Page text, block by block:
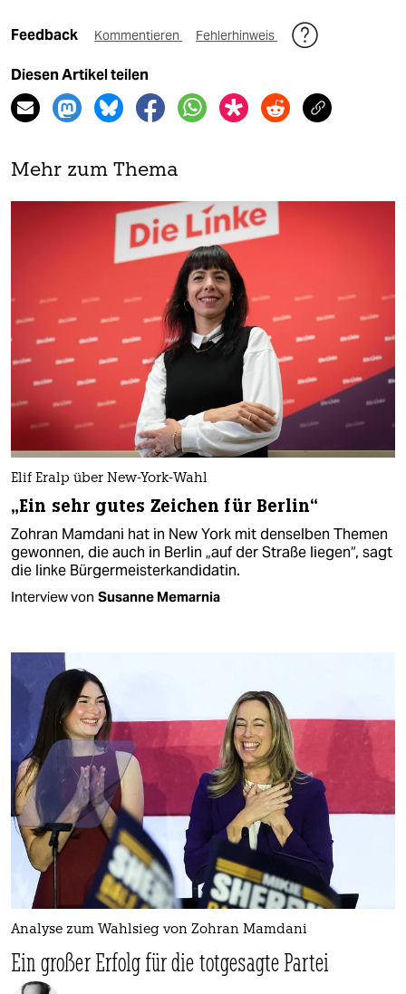
Feedback Kommentieren Fehlerhinweis
Diesen Artikel teilen
Mehr zum Thema
Elif Eralp über New-York-Wahl
„Ein sehr gutes Zeichen für Berlin“
Zohran Mamdani hat in New York mit denselben Themen
gewonnen, die auch in Berlin „auf der Straße liegen“, sagt
die linke Bürgermeisterkandidatin.
Interview von Susanne Memarnia
Analyse zum Wahlsieg von Zohran Mamdani
Ein großer Erfolg für die totgesagte Partei